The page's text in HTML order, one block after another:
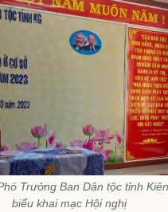
Trưởng Ban Dân tộc tỉnh
biểu khai mạc Hội nghị